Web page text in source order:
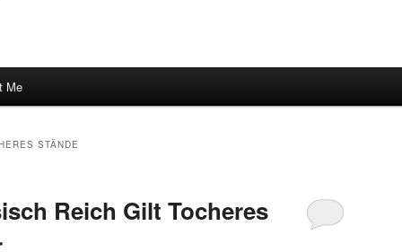
Me
STÄNDE
Reich Gilt Tocheres